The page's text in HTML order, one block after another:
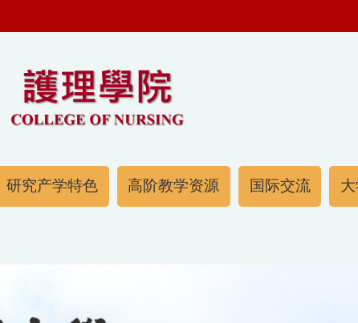
研究产学特色 高阶教学资源 国际交流